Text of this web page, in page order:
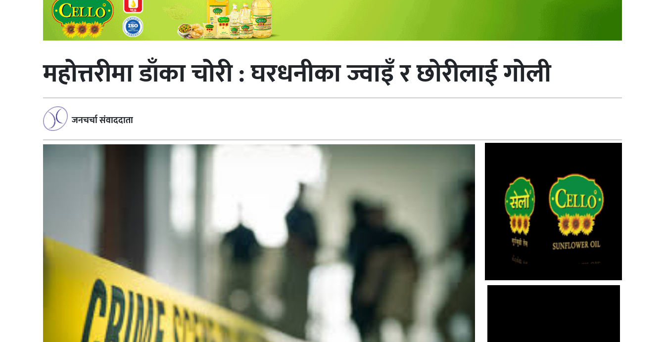
महोत्तरीमा डाँका चोरी : घरधनीका ज्वाइँ र छोरीलाई गोली
जनचर्चा संवाददाता